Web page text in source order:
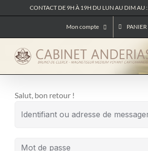
au
CONTACT DE 9H À 19H DU LUN AU DIM AU :
Mon compte PANIER
Salut, bon retour !